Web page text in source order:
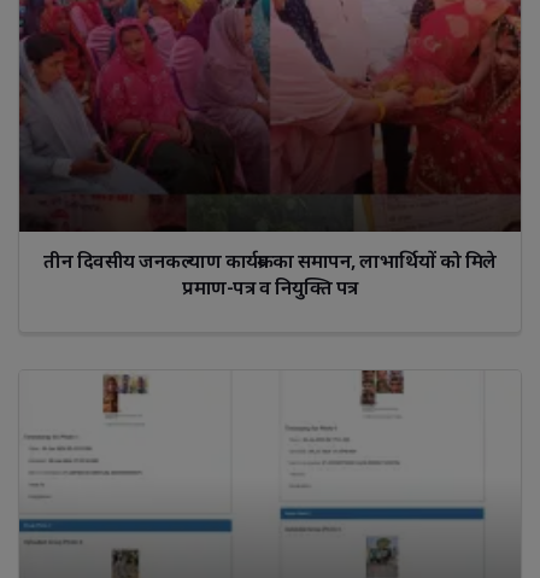
तीन दिवसीय जनकल्याण कार्यक्रम का समापन, लाभार्थियों को मिले
प्रमाण-पत्र व नियुक्ति पत्र